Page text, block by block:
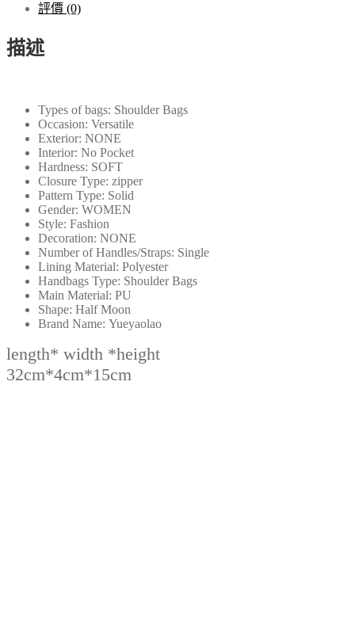
牛
角
下
單
評價 (0)
描述
Types of bags: Shoulder Bags
Occasion: Versatile
Exterior: NONE
Interior: No Pocket
Hardness: SOFT
Closure Type: zipper
Pattern Type: Solid
Gender: WOMEN
Style: Fashion
Decoration: NONE
Number of Handles/Straps: Single
Lining Material: Polyester
Handbags Type: Shoulder Bags
Main Material: PU
Shape: Half Moon
Brand Name: Yueyaolao
length* width *height
32cm*4cm*15cm